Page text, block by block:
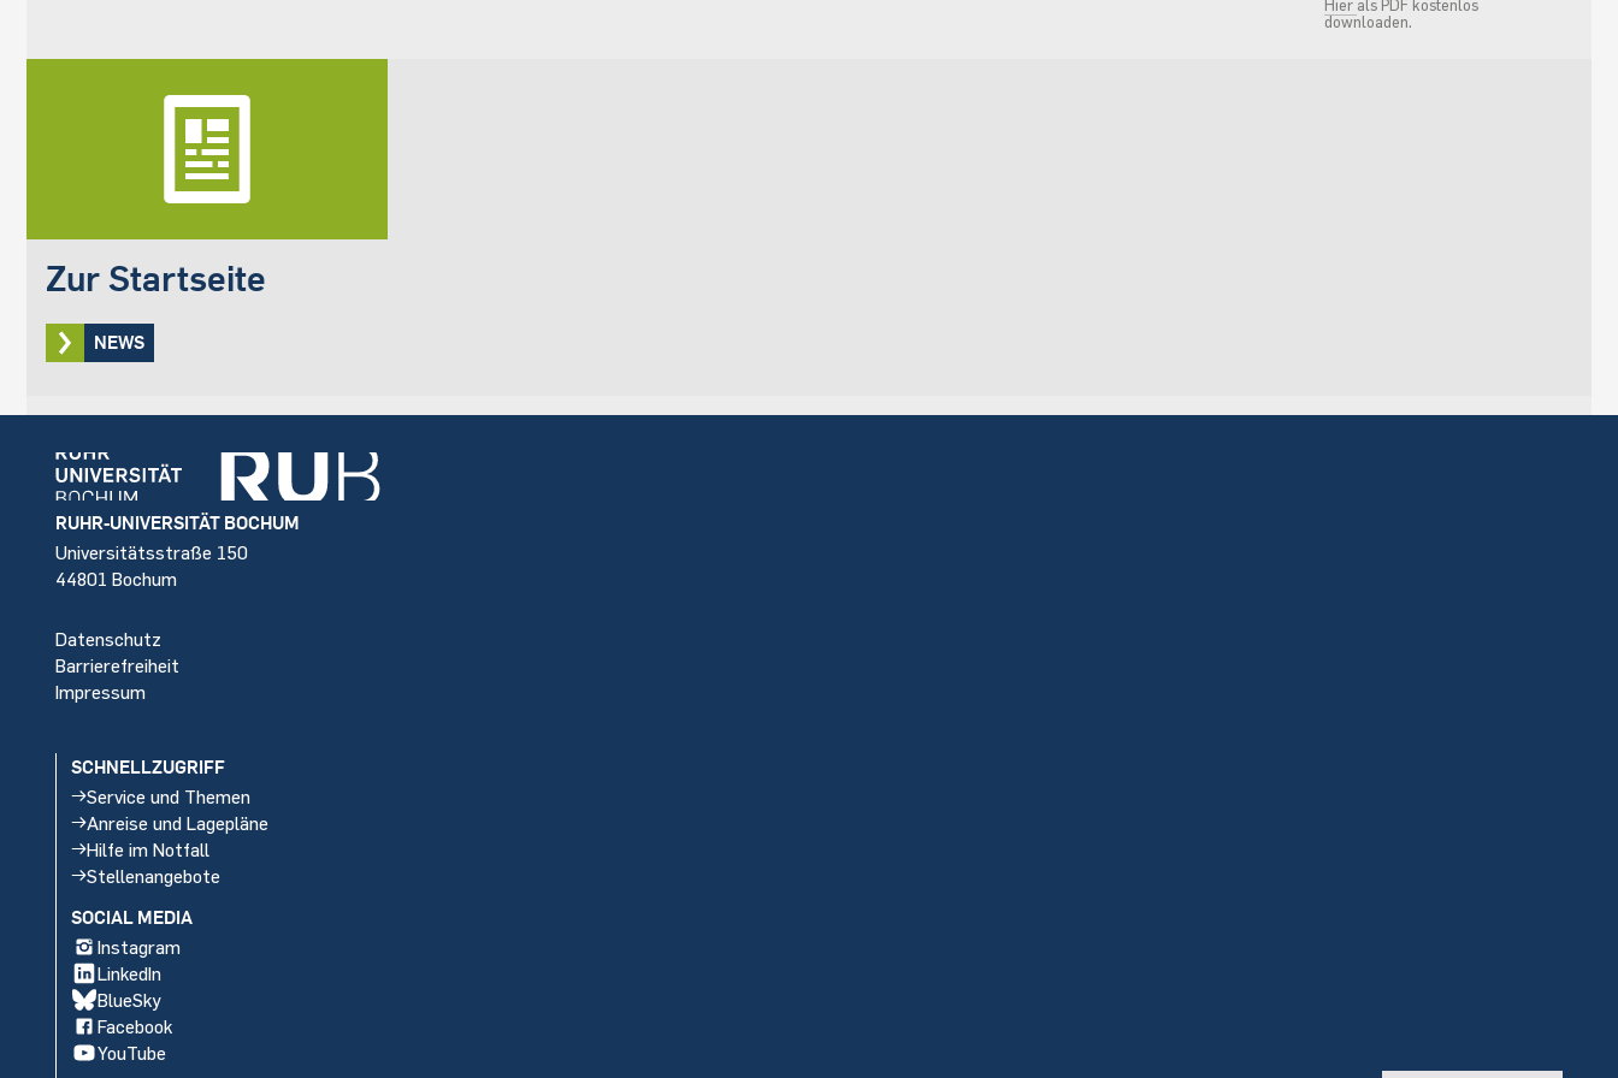
Hier als PDF kostenlos
downloaden.
Zur Startseite
NEWS
Footer
RUHR-UNIVERSITÄT BOCHUM
Universitätsstraße 150
44801 Bochum
Datenschutz
Barrierefreiheit
Impressum
SCHNELLZUGRIFF
Service und Themen
Anreise und Lagepläne
Hilfe im Notfall
Stellenangebote
SOCIAL MEDIA
Instagram
LinkedIn
BlueSky
Facebook
YouTube